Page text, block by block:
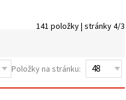
141 položky | stránky 4/3
Položky na stránku: